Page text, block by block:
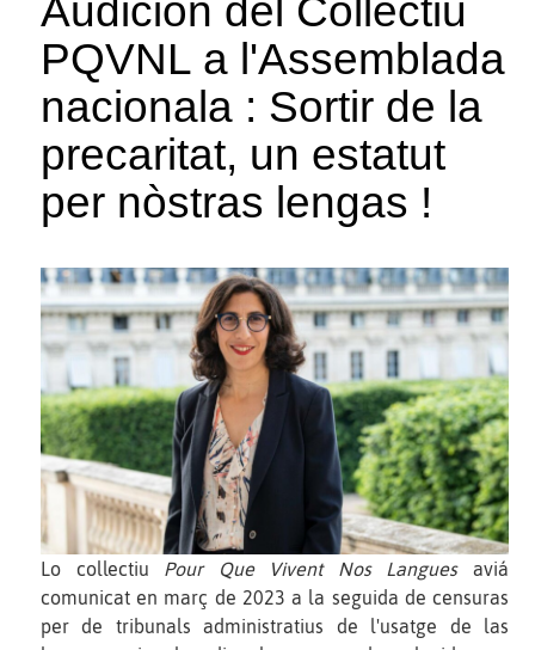
Audicion del Collectiu
PQVNL a l'Assemblada
nacionala : Sortir de la
precaritat, un estatut
per nòstras lengas !
Lo collectiu Pour Que Vivent Nos Languesaviá
comunicat en març de 2023 a la seguida de censuras
per de tribunals administratius de l'usatge de las